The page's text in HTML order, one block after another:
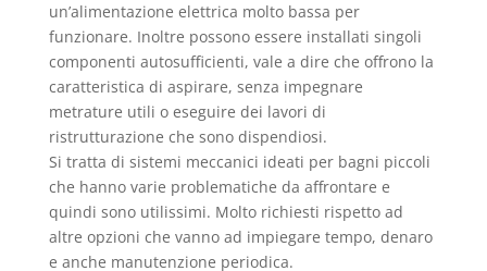
un’alimentazione elettrica molto bassa per
funzionare. Inoltre possono essere installati singoli
componenti autosufficienti, vale a dire che offrono la
caratteristica di aspirare, senza impegnare
metrature utili o eseguire dei lavori di
ristrutturazione che sono dispendiosi.
Si tratta di sistemi meccanici ideati per bagni piccoli
che hanno varie problematiche da affrontare e
quindi sono utilissimi. Molto richiesti rispetto ad
altre opzioni che vanno ad impiegare tempo, denaro
e anche manutenzione periodica.